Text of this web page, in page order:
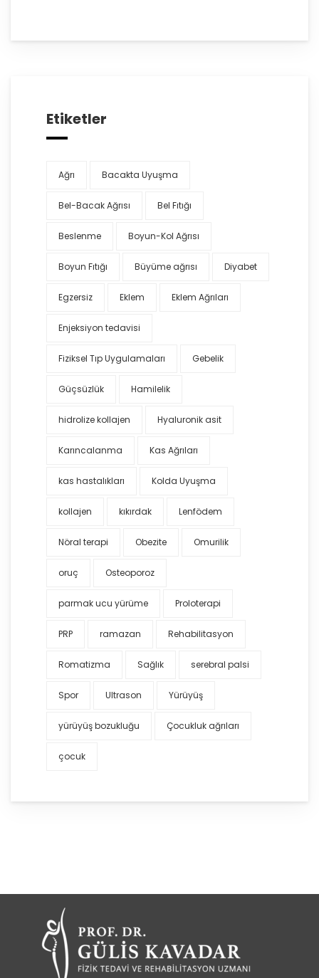
Etiketler
Ağrı Bacakta Uyuşma
Bel-Bacak Ağrısı Bel Fıtığı
Beslenme Boyun-Kol Ağrısı
Boyun Fıtığı Büyüme ağrısı Diyabet
Egzersiz Eklem Eklem Ağrıları
Enjeksiyon tedavisi
Fiziksel Tıp Uygulamaları Gebelik
Güçsüzlük Hamilelik
hidrolize kollajen Hyaluronik asit
Karıncalanma Kas Ağrıları
kas hastalıkları Kolda Uyuşma
kollajen kıkırdak Lenfödem
Nöral terapi Obezite Omurilik
oruç Osteoporoz
parmak ucu yürüme Proloterapi
PRP ramazan Rehabilitasyon
Romatizma Sağlık serebral palsi
Spor Ultrason Yürüyüş
yürüyüş bozukluğu Çocukluk ağrıları
çocuk